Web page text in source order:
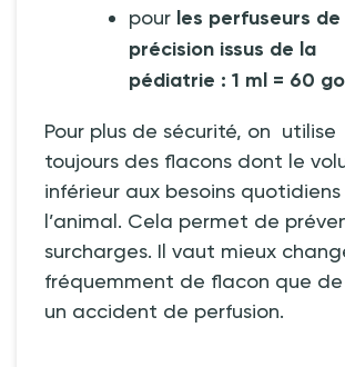
pour les perfuseurs de
précision issus de la
pédiatrie : 1 ml = 60
Pour plus de sécurité, on utilise
toujours des flacons dont le
inférieur aux besoins
l’animal. Cela permet de
surcharges. Il vaut mieux
fréquemment de flacon que de
un accident de perfusion.